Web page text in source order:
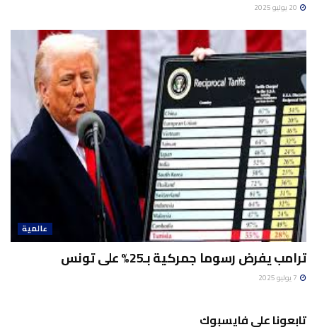
عالمية
ترامب يفرض رسوما جمركية بـ25% على تونس
تابعونا على فايسبوك